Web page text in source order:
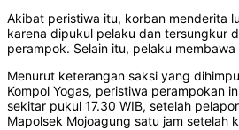
Akibat peristiwa itu, korban menderita
karena dipukul pelaku dan tersungkur
perampok. Selain itu, pelaku
Menurut keterangan saksi yang
Kompol Yogas, peristiwa perampokan
sekitar pukul 17.30 WIB, setelah
Mapolsek Mojoagung satu jam setelah